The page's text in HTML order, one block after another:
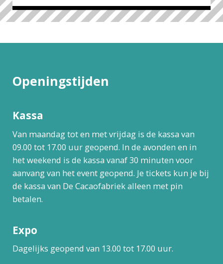
Openingstijden
Kassa
Van maandag tot en met vrijdag is de kassa van
09.00 tot 17.00 uur geopend. In de avonden en in
het weekend is de kassa vanaf 30 minuten voor
aanvang van het event geopend. Je tickets kun je bij
de kassa van De Cacaofabriek alleen met pin
betalen.
Expo
Dagelijks geopend van 13.00 tot 17.00 uur.